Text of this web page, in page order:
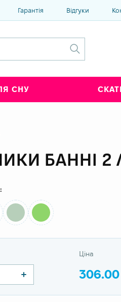
Гарантія Відгуки
СНУ
БАННІ 2
Ціна
306.00